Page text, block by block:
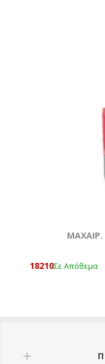
ΜΑΧΑΙΡ.
18210Σε Απόθεμα